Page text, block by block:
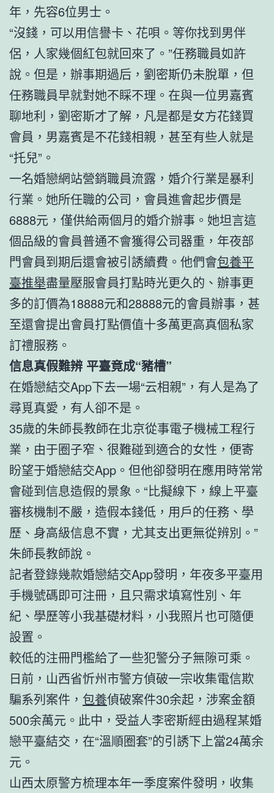
年，先容6位男士。
“沒錢，可以用信譽卡、花唄。等你找到男伴
侶，人家幾個紅包就回來了。”任務職員如許
說。但是，辦事期過后，劉密斯仍未脫單，但
任務職員早就對她不睬不理。在與一位男嘉賓
聊地利，劉密斯才了解，凡是都是女方花錢買
會員，男嘉賓是不花錢相親，甚至有些人就是
“托兒”。
一名婚戀網站營銷職員流露，婚介行業是暴利
行業。她所任職的公司，會員進會起步價是
6888元，僅供給兩個月的婚介辦事。她坦言這
個品級的會員普通不會獲得公司器重，年夜部
門會員到期后還會被引誘續費。他們會包養平
臺推舉盡量壓服會員打點時光更久的、辦事更
多的訂價為18888元和28888元的會員辦事，甚
至還會提出會員打點價值十多萬更高真個私家
訂禮服務。
信息真假難辨 平臺竟成“豬槽”
在婚戀結交App下去一場“云相親”，有人是為了
尋覓真愛，有人卻不是。
35歲的朱師長教師在北京從事電子機械工程行
業，由于圈子窄、很難碰到適合的女性，便寄
盼望于婚戀結交App。但他卻發明在應用時常常
會碰到信息造假的景象。“比擬線下，線上平臺
審核機制不嚴，造假本錢低，用戶的任務、學
歷、身高級信息不實，尤其支出更無從辨別。”
朱師長教師說。
記者登錄幾款婚戀結交App發明，年夜多平臺用
手機號碼即可注冊，且只需求填寫性別、年
紀、學歷等小我基礎材料，小我照片也可隨便
設置。
較低的注冊門檻給了一些犯警分子無隙可乘。
日前，山西省忻州市警方偵破一宗收集電信欺
騙系列案件， 包養偵破案件30余起，涉案金額
500余萬元。此中，受益人李密斯經由過程某婚
戀平臺結交，在“溫順圈套”的引誘下上當24萬余
元。
山西太原警方梳理本年一季度案件發明，收集